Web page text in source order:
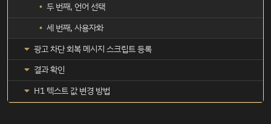
두 번째, 언어 선택
세 번째, 사용자화
광고 차단 회복 메시지 스크립트 등록
결과 확인
H1 텍스트 값 변경 방법